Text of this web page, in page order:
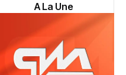
A La Une